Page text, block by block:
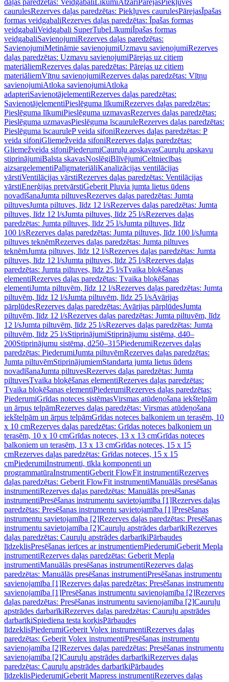
daļas paredzētas: Veidgabali LīkumiAtzari PārejasPiekļuves
caurulesRezerves daļas paredzētas: Piekļuves caurulesPārejasĪpašas
formas veidgabaliRezerves daļas paredzētas: Īpašas formas
veidgabaliVeidgabali SuperTubeLīkumiĪpašas formas
veidgabaliSavienojumiRezerves daļas paredzētas:
SavienojumiMetināmie savienojumiUzmavu savienojumiRezerves
daļas paredzētas: Uzmavu savienojumiPārejas uz citiem
materiāliemRezerves daļas paredzētas: Pārejas uz citiem
materiāliemVītņu savienojumiRezerves daļas paredzētas: Vītņu
savienojumiAtloka savienojumiAtloka
adapteriSavienotājelementiRezerves daļas paredzētas:
SavienotājelementiPieslēguma līkumiRezerves daļas paredzētas:
Pieslēguma līkumiPieslēguma uzmavasRezerves daļas paredzētas:
Pieslēguma uzmavasPieslēguma īscauruleRezerves daļas paredzētas:
Pieslēguma īscauruleP veida sifoniRezerves daļas paredzētas: P
veida sifoniGliemežveida sifoniRezerves daļas paredzētas:
Gliemežveida sifoniPiederumiCauruļu apskavasCauruļu apskavu
stiprinājumiBalsta skavasNoslēgiBlīvējumiCeltniecības
aizsargelementiPalīgmateriāliKanalizācijas ventilācijas
vārstiVentilācijas vārstiRezerves daļas paredzētas: Ventilācijas
vārstiEnerģijas pretvārstiGeberit Pluvia jumta lietus ūdens
novadīšanaJumta piltuvesRezerves daļas paredzētas: Jumta
piltuvesJumta piltuves, līdz 12 l/sRezerves daļas paredzētas: Jumta
piltuves, līdz 12 l/sJumta piltuves, līdz 25 l/sRezerves daļas
paredzētas: Jumta piltuves, līdz 25 l/sJumta piltuves, līdz
100 l/sRezerves daļas paredzētas: Jumta piltuves, līdz 100 l/sJumta
piltuves teknēmRezerves daļas paredzētas: Jumta piltuves
teknēmJumta piltuves, līdz 12 l/sRezerves daļas paredzētas: Jumta
piltuves, līdz 12 l/sJumta piltuves, līdz 25 l/sRezerves daļas
paredzētas: Jumta piltuves, līdz 25 l/sTvaika bloķēšanas
elementiRezerves daļas paredzētas: Tvaika bloķēšanas
elementiJumta piltuvēm, līdz 12 l/sRezerves daļas paredzētas: Jumta
piltuvēm, līdz 12 l/sJumta piltuvēm, līdz 25 l/sAvārijas
pārplūdesRezerves daļas paredzētas: Avārijas pārplūdesJumta
piltuvēm, līdz 12 l/sRezerves daļas paredzētas: Jumta piltuvēm, līdz
12 l/sJumta piltuvēm, līdz 25 l/sRezerves daļas paredzētas: Jumta
piltuvēm, līdz 25 l/sStiprinājumiStiprinājumu sistēma, d40–
200Stiprinājumu sistēma, d250–315PiederumiRezerves daļas
paredzētas: PiederumiJumta piltuvēmRezerves daļas paredzētas:
Jumta piltuvēmStiprinājumiemStandarta jumta lietus ūdens
novadīšanaJumta piltuvesRezerves daļas paredzētas: Jumta
piltuvesTvaika bloķēšanas elementiRezerves daļas paredzētas:
Tvaika bloķēšanas elementiPiederumiRezerves daļas paredzētas:
PiederumiGrīdas noteces sistēmasVirsmas atūdeņošana iekštelpām
un ārpus telpāmRezerves daļas paredzētas: Virsmas atūdeņošana
iekštelpām un ārpus telpāmGrīdas noteces balkoniem un terasēm, 10
x 10 cmRezerves daļas paredzētas: Grīdas noteces balkoniem un
terasēm, 10 x 10 cmGrīdas noteces, 13 x 13 cmGrīdas noteces
balkoniem un terasēm, 13 x 13 cmGrīdas noteces, 15 x 15
cmRezerves daļas paredzētas: Grīdas noteces, 15 x 15
cmPiederumiInstrumenti, tīkla komponenti un
programmatūraInstrumentiGeberit FlowFit instrumentiRezerves
daļas paredzētas: Geberit FlowFit instrumentiManuālās presēšanas
instrumentiRezerves daļas paredzētas: Manuālās presēšanas
instrumentiPresēšanas instrumentu savietojamība [1]Rezerves daļas
paredzētas: Presēšanas instrumentu savietojamība [1]Presēšanas
instrumentu savietojamība [2]Rezerves daļas paredzētas: Presēšanas
instrumentu savietojamība [2]Cauruļu apstrādes darbarīkiRezerves
daļas paredzētas: Cauruļu apstrādes darbarīkiPārbaudes
līdzeklisPresēšanas ierīces ar instrumentiemPiederumiGeberit Mepla
instrumentiRezerves daļas paredzētas: Geberit Mepla
instrumentiManuālās presēšanas instrumentiRezerves daļas
paredzētas: Manuālās presēšanas instrumentiPresēšanas instrumentu
savienojamība [1]Rezerves daļas paredzētas: Presēšanas instrumentu
savienojamība [1]Presēšanas instrumentu savienojamība [2]Rezerves
daļas paredzētas: Presēšanas instrumentu savienojamība [2]Cauruļu
apstrādes darbarīkiRezerves daļas paredzētas: Cauruļu apstrādes
darbarīkiSpiediena testa korķisPārbaudes
līdzeklisPiederumiGeberit Volex instrumentiRezerves daļas
paredzētas: Geberit Volex instrumentiPresēšanas instrumentu
savienojamība [2]Rezerves daļas paredzētas: Presēšanas instrumentu
savienojamība [2]Cauruļu apstrādes darbarīkiRezerves daļas
paredzētas: Cauruļu apstrādes darbarīkiPārbaudes
līdzeklisPiederumiGeberit Mapress instrumentiRezerves daļas